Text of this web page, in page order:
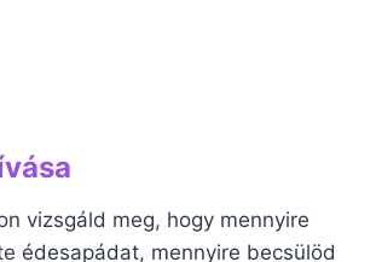
vizsgáld meg, hogy mennyire
édesapádat, mennyire becsülöd